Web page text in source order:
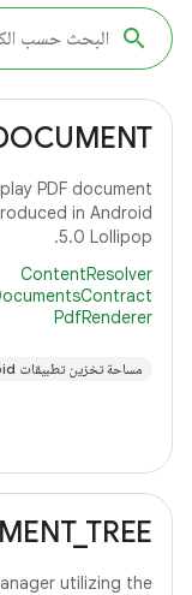
PDF document
in Android
5.0 Lollipop.
ContentResolver
PdfRenderer
مساحة تخزين تطبيقات Android
utilizing the